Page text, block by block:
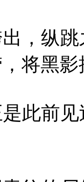
，纵跳
将黑
此前见